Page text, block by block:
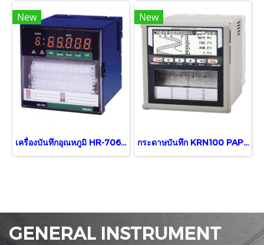
New
เครื่องบันทึกอุณหภูมิ HR-706, 6-point
New
กระดาษบันทึก KRN100 PAPER
GENERAL INSTRUMENT